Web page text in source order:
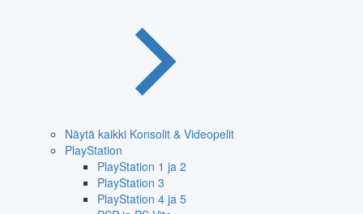
Näytä kaikki Konsolit & Videopelit
PlayStation
PlayStation 1 ja 2
PlayStation 3
PlayStation 4 ja 5